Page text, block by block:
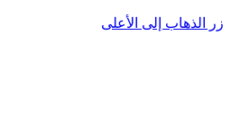
زر الذهاب إلى الأعلى